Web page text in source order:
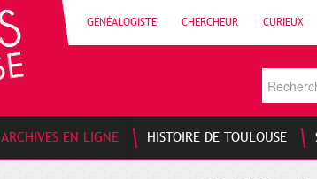
GÉNÉALOGISTE CHERCHEUR CURIEUX
ARCHIVES EN LIGNE HISTOIRE DE TOULOUSE